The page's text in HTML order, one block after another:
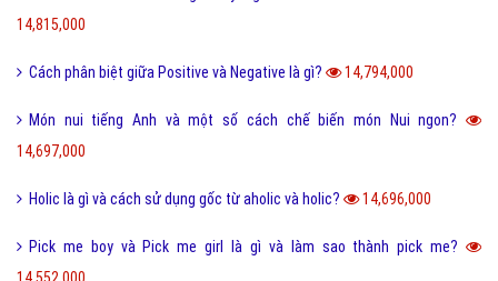
14,815,000
Cách phân biệt giữa Positive và Negative là gì? 14,794,000
Món nui tiếng Anh và một số cách chế biến món Nui ngon?
14,697,000
Holic là gì và cách sử dụng gốc từ aholic và holic? 14,696,000
Pick me boy và Pick me girl là gì và làm sao thành pick me?